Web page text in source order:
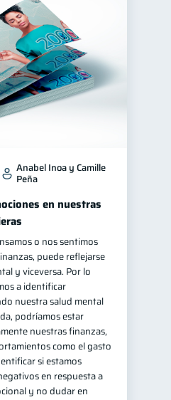
Anabel Inoa y Camille
Peña
en nuestras
o nos sentimos
puede reflejarse
y viceversa. Por lo
a identificar
nuestra salud mental
podríamos estar
nuestras finanzas,
como el gasto
si estamos
en respuesta a
y no dudar en